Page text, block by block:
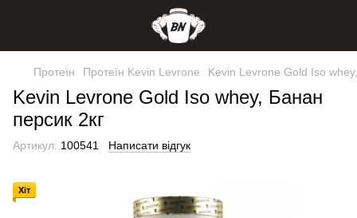
Протеїн Протеїн Kevin Levrone Kevin Levrone Gold Iso
Kevin Levrone Gold Iso whey, Банан
персик 2кг
Артикул: 100541 Написати відгук
Хіт